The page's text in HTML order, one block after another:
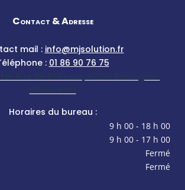
Contact & Adresse
mail : info@mjsolution.fr
: 01 86 90 76 75
Horaires du bureau :
9 h 00 - 18 h 00
9 h 00 - 17 h 00
Fermé
Fermé